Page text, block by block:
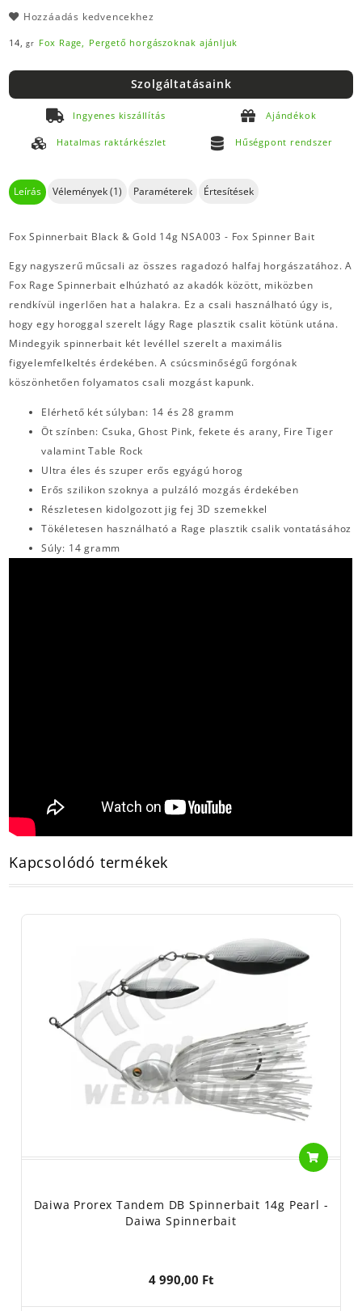
Hozzáadás kedvencekhez
14,gr Fox Rage, Pergető horgászoknak ajánljuk
Szolgáltatásaink
Ingyenes kiszállítás Ajándékok
Hatalmas raktárkészlet Hűségpont rendszer
Leírás Vélemények (1) Paraméterek Értesítések
Fox Spinnerbait Black & Gold 14g NSA003 - Fox Spinner Bait
Egy nagyszerű műcsali az összes ragadozó halfaj horgászatához. A
Fox Rage Spinnerbait elhúzható az akadók között, miközben
rendkívül ingerlően hat a halakra. Ez a csali használható úgy is,
hogy egy horoggal szerelt lágy Rage plasztik csalit kötünk utána.
Mindegyik spinnerbait két levéllel szerelt a maximális
figyelemfelkeltés érdekében. A csúcsminőségű forgónak
köszönhetően folyamatos csali mozgást kapunk.
Elérhető két súlyban: 14 és 28 gramm
Öt színben: Csuka, Ghost Pink, fekete és arany, Fire Tiger
valamint Table Rock
Ultra éles és szuper erős egyágú horog
Erős szilikon szoknya a pulzáló mozgás érdekében
Részletesen kidolgozott jig fej 3D szemekkel
Tökéletesen használható a Rage plasztik csalik vontatásához
Súly: 14 gramm
Kapcsolódó termékek
Daiwa Prorex Tandem DB Spinnerbait 14g Pearl -
Daiwa Spinnerbait
4 990,00 Ft